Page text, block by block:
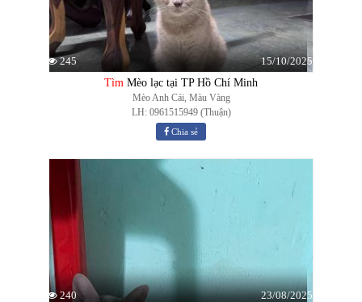
245
15/10/2025
Tìm Mèo lạc tại TP Hồ Chí Minh
Mèo Anh Cái, Màu Vàng
LH: 0961515949 (Thuận)
Chia sẻ
240
23/08/2025